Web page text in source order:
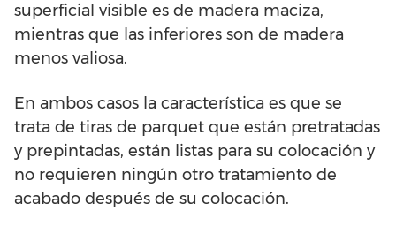
superficial visible es de madera maciza,
mientras que las inferiores son de madera
menos valiosa.
En ambos casos la característica es que se
trata de tiras de parquet que están pretratadas
y prepintadas, están listas para su colocación y
no requieren ningún otro tratamiento de
acabado después de su colocación.